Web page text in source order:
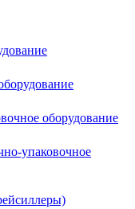
оборудование
упаковочное